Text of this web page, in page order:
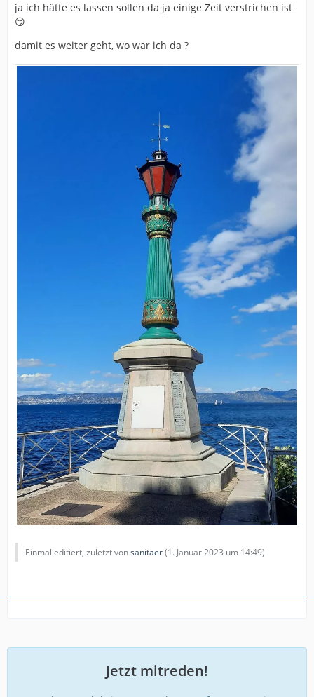
ja ich hätte es lassen sollen da ja einige Zeit verstrichen ist
😏
damit es weiter geht, wo war ich da ?
Einmal editiert, zuletzt vonsanitaer(1. Januar 2023 um 14:49)
Jetzt mitreden!